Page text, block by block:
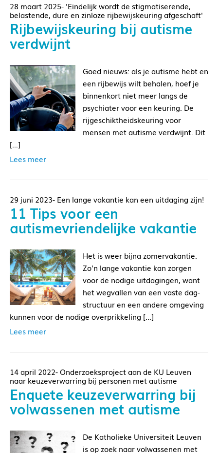
28 maart 2025- 'Eindelijk wordt de stigmatiserende,
belastende, dure en zinloze rijbewijskeuring afgeschaft'
Rijbewijskeuring bij autisme
verdwijnt
Goed nieuws: als je autisme hebt en
een rijbewijs wilt behalen, hoef je
binnenkort niet meer langs de
psychiater voor een keuring. De
rijgeschiktheidskeuring voor
mensen met autisme verdwijnt. Dit
[…]
Lees meer
29 juni 2023- Een lange vakantie kan een uitdaging zijn!
11 Tips voor een
autismevriendelijke vakantie
Het is weer bijna zomervakantie.
Zo’n lange vakantie kan zorgen
voor de nodige uitdagingen, want
het wegvallen van een vaste dag-
structuur en een andere omgeving
kunnen voor de nodige overprikkeling […]
Lees meer
14 april 2022- Onderzoeksproject aan de KU Leuven
naar keuzeverwarring bij personen met autisme
Enquete keuzeverwarring bij
volwassenen met autisme
De Katholieke Universiteit Leuven
is op zoek naar volwassenen met